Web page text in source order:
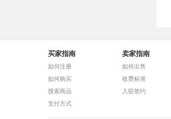
买家指南
如何注册
如何购买
搜索商品
支付方式
卖家指南
如何出售
收费标准
入驻签约